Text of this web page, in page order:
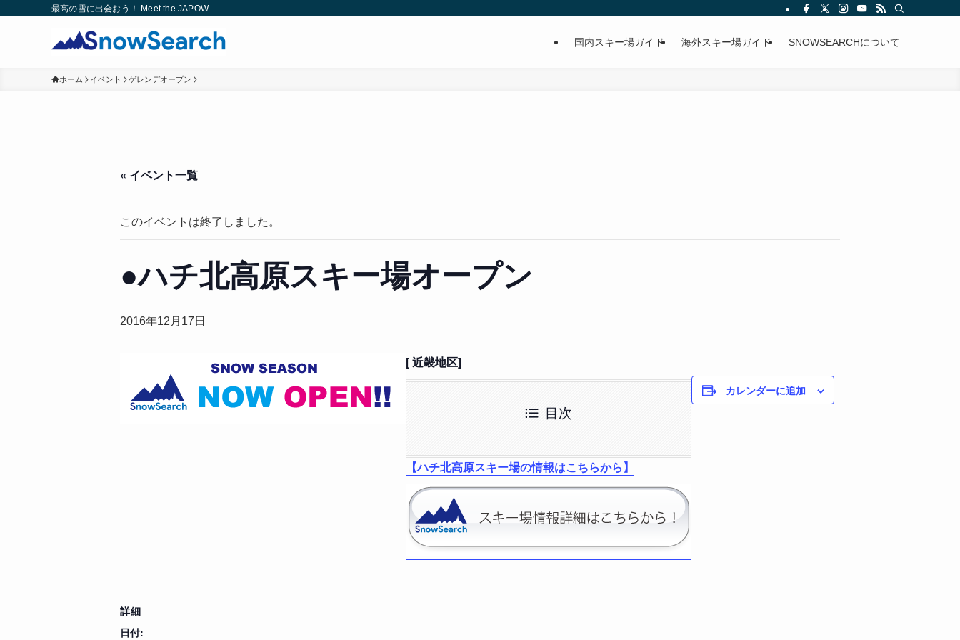
最高の雪に出会おう！ Meet the JAPOW
国内スキー場ガイド 海外スキー場ガイド SNOWSEARCHについて
ホーム イベント ゲレンデオープン
« イベント一覧
このイベントは終了しました。
●ハチ北高原スキー場オープン
2016年12月17日
[ 近畿地区]
目次
【ハチ北高原スキー場の情報はこちらから】
カレンダーに追加
詳細
日付: